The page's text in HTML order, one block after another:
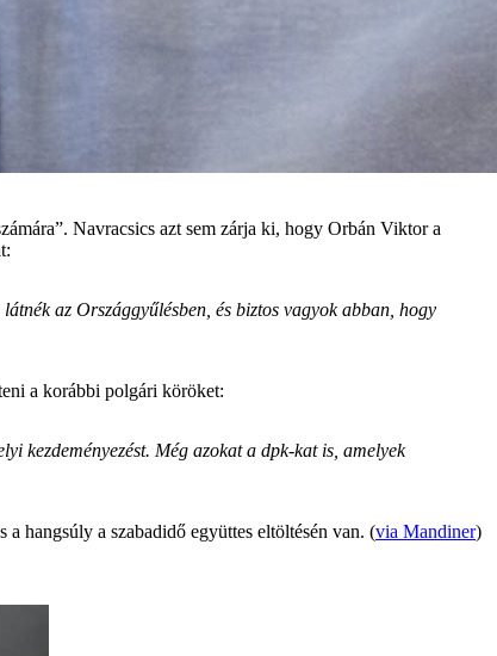
Navracsics azt sem zárja ki, hogy Orbán Viktor a
az Országgyűlésben, és biztos vagyok abban, hogy
a korábbi polgári köröket:
kezdeményezést. Még azokat a dpk-kat is, amelyek
hangsúly a szabadidő együttes eltöltésén van. (via Mandiner)